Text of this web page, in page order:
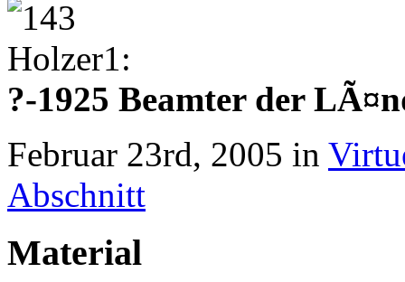
?-1925 Beamter der
Februar 23rd, 2005 in
Abschnitt
Material